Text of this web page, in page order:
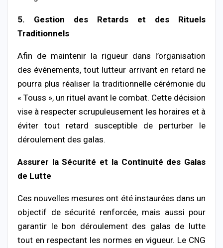
5. Gestion des Retards et des Rituels
Traditionnels
Afin de maintenir la rigueur dans l’organisation
des événements, tout lutteur arrivant en retard ne
pourra plus réaliser la traditionnelle cérémonie du
« Touss », un rituel avant le combat. Cette décision
vise à respecter scrupuleusement les horaires et à
éviter tout retard susceptible de perturber le
déroulement des galas.
Assurer la Sécurité et la Continuité des Galas
de Lutte
Ces nouvelles mesures ont été instaurées dans un
objectif de sécurité renforcée, mais aussi pour
garantir le bon déroulement des galas de lutte
tout en respectant les normes en vigueur. Le CNG